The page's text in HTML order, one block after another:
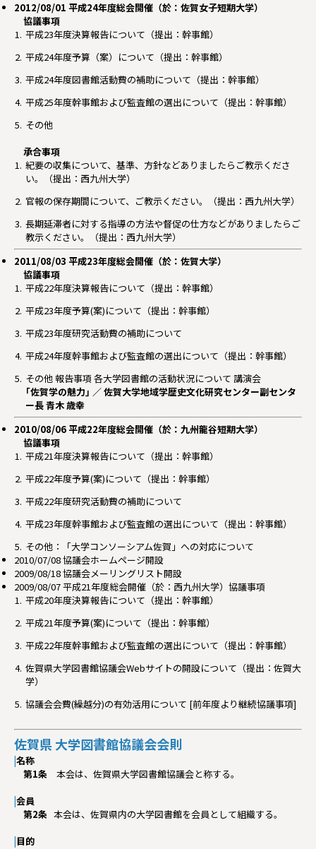
2012/08/01 平成24年度総会開催（於：佐賀女子短期大学）
協議事項
平成23年度決算報告について（提出：幹事館）
平成24年度予算（案）について（提出：幹事館）
平成24年度図書館活動費の補助について（提出：幹事館）
平成25年度幹事館および監査館の選出について（提出：幹事館）
その他
承合事項
紀要の収集について、基準、方針などありましたらご教示くださ
い。（提出：西九州大学）
官報の保存期間について、ご教示ください。（提出：西九州大学）
長期延滞者に対する指導の方法や督促の仕方などがありましたらご
教示ください。（提出：西九州大学）
2011/08/03 平成23年度総会開催（於：佐賀大学）
協議事項
平成22年度決算報告について（提出：幹事館）
平成23年度予算(案)について（提出：幹事館）
平成23年度研究活動費の補助について
平成24年度幹事館および監査館の選出について（提出：幹事館）
その他 報告事項 各大学図書館の活動状況について 講演会
｢佐賀学の魅力｣ ／ 佐賀大学地域学歴史文化研究センター副センタ
ー長 青木 歳幸
2010/08/06 平成22年度総会開催（於：九州龍谷短期大学）
協議事項
平成21年度決算報告について（提出：幹事館）
平成22年度予算(案)について（提出：幹事館）
平成22年度研究活動費の補助について
平成23年度幹事館および監査館の選出について（提出：幹事館）
その他：「大学コンソーシアム佐賀」への対応について
2010/07/08 協議会ホームページ開設
2009/08/18 協議会メーリングリスト開設
2009/08/07 平成21年度総会開催（於：西九州大学）協議事項
平成20年度決算報告について（提出：幹事館）
平成21年度予算(案)について（提出：幹事館）
平成22年度幹事館および監査館の選出について（提出：幹事館）
佐賀県大学図書館協議会Webサイトの開設について（提出：佐賀大
学）
協議会会費(繰越分)の有効活用について [前年度より継続協議事項]
佐賀県 大学図書館協議会会則
|名称
第1条 本会は、佐賀県大学図書館協議会と称する。
|会員
第2条 本会は、佐賀県内の大学図書館を会員として組織する。
|目的